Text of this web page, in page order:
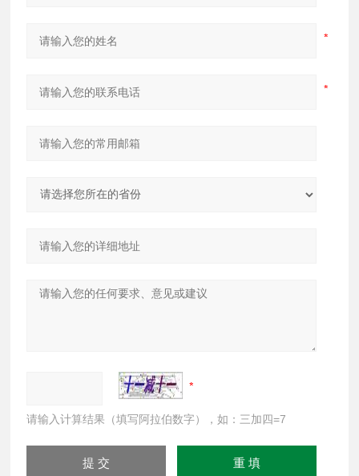
请输入计算结果（填写阿拉伯数字），如：三加四=7